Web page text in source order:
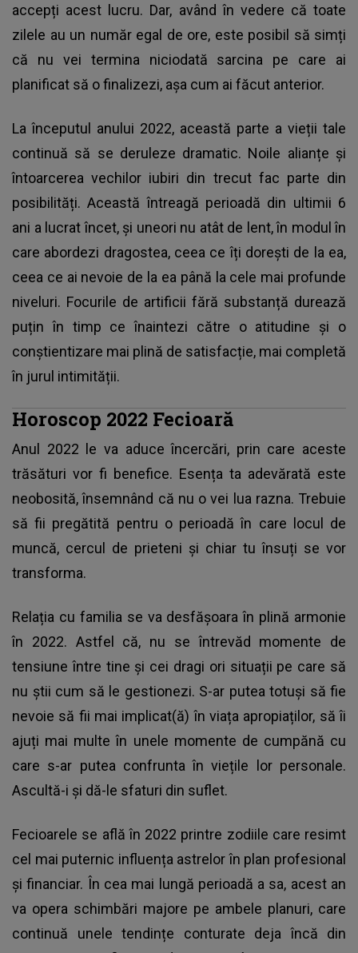
accepți acest lucru. Dar, având în vedere că toate
zilele au un număr egal de ore, este posibil să simți
că nu vei termina niciodată sarcina pe care ai
planificat să o finalizezi, așa cum ai făcut anterior.
La începutul anului 2022, această parte a vieții tale
continuă să se deruleze dramatic. Noile alianțe și
întoarcerea vechilor iubiri din trecut fac parte din
posibilități. Această întreagă perioadă din ultimii 6
ani a lucrat încet, și uneori nu atât de lent, în modul în
care abordezi dragostea, ceea ce îți dorești de la ea,
ceea ce ai nevoie de la ea până la cele mai profunde
niveluri. Focurile de artificii fără substanță durează
puțin în timp ce înaintezi către o atitudine și o
conștientizare mai plină de satisfacție, mai completă
în jurul intimității.
Horoscop 2022 Fecioară
Anul 2022 le va aduce încercări, prin care aceste
trăsături vor fi benefice. Esența ta adevărată este
neobosită, însemnând că nu o vei lua razna. Trebuie
să fii pregătită pentru o perioadă în care locul de
muncă, cercul de prieteni și chiar tu însuți se vor
transforma.
Relația cu familia se va desfășoara în plină armonie
în 2022. Astfel că, nu se întrevăd momente de
tensiune între tine și cei dragi ori situații pe care să
nu știi cum să le gestionezi. S-ar putea totuși să fie
nevoie să fii mai implicat(ă) în viața apropiaților, să îi
ajuți mai multe în unele momente de cumpănă cu
care s-ar putea confrunta în viețile lor personale.
Ascultă-i și dă-le sfaturi din suflet.
Fecioarele se află în 2022 printre zodiile care resimt
cel mai puternic influența astrelor în plan profesional
și financiar. În cea mai lungă perioadă a sa, acest an
va opera schimbări majore pe ambele planuri, care
continuă unele tendințe conturate deja încă din